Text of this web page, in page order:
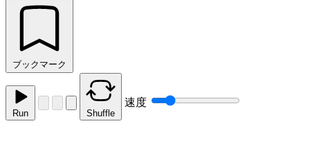
ブックマーク
Run Shuffle
速度